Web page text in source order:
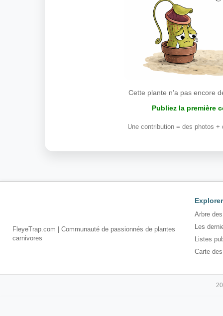
Cette plante n’a pas encore
Publiez la première
Une contribution = des photos
FleyeTrap.com | Communauté de passionnés de plantes
carnivores
Explorer
Arbre
Les
Listes
Carte